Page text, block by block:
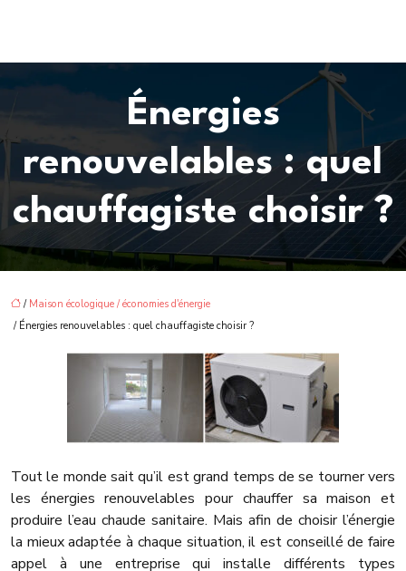
Énergies
renouvelables : quel
chauffagiste choisir ?
/ Maison écologique / économies d'énergie
/ Énergies renouvelables : quel chauffagiste choisir ?
Tout le monde sait qu’il est grand temps de se tourner vers
les énergies renouvelables pour chauffer sa maison et
produire l’eau chaude sanitaire. Mais afin de choisir l’énergie
la mieux adaptée à chaque situation, il est conseillé de faire
appel à une entreprise qui installe différents types